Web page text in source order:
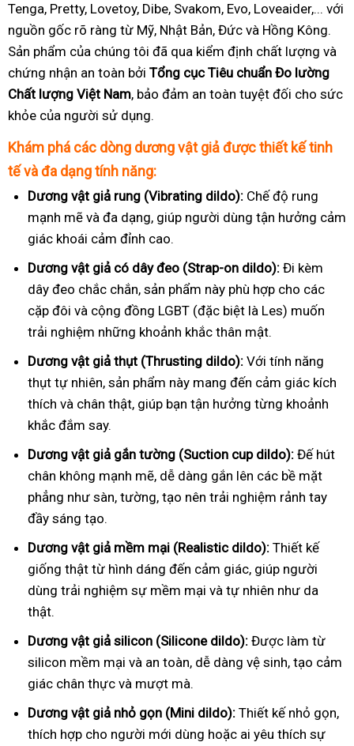
Tenga, Pretty, Lovetoy, Dibe, Svakom, Evo, Loveaider,... với
nguồn gốc rõ ràng từ Mỹ, Nhật Bản, Đức và Hồng Kông.
Sản phẩm của chúng tôi đã qua kiểm định chất lượng và
chứng nhận an toàn bởi Tổng cục Tiêu chuẩn Đo lường
Chất lượng Việt Nam, bảo đảm an toàn tuyệt đối cho sức
khỏe của người sử dụng.
Khám phá các dòng dương vật giả được thiết kế tinh
tế và đa dạng tính năng:
Dương vật giả rung (Vibrating dildo): Chế độ rung
mạnh mẽ và đa dạng, giúp người dùng tận hưởng cảm
giác khoái cảm đỉnh cao.
Dương vật giả có dây đeo (Strap-on dildo): Đi kèm
dây đeo chắc chắn, sản phẩm này phù hợp cho các
cặp đôi và cộng đồng LGBT (đặc biệt là Les) muốn
trải nghiệm những khoảnh khắc thân mật.
Dương vật giả thụt (Thrusting dildo): Với tính năng
thụt tự nhiên, sản phẩm này mang đến cảm giác kích
thích và chân thật, giúp bạn tận hưởng từng khoảnh
khắc đắm say.
Dương vật giả gắn tường (Suction cup dildo): Đế hút
chân không mạnh mẽ, dễ dàng gắn lên các bề mặt
phẳng như sàn, tường, tạo nên trải nghiệm rảnh tay
đầy sáng tạo.
Dương vật giả mềm mại (Realistic dildo): Thiết kế
giống thật từ hình dáng đến cảm giác, giúp người
dùng trải nghiệm sự mềm mại và tự nhiên như da
thật.
Dương vật giả silicon (Silicone dildo): Được làm từ
silicon mềm mại và an toàn, dễ dàng vệ sinh, tạo cảm
giác chân thực và mượt mà.
Dương vật giả nhỏ gọn (Mini dildo): Thiết kế nhỏ gọn,
thích hợp cho người mới dùng hoặc ai yêu thích sự